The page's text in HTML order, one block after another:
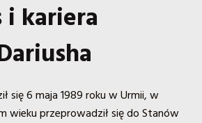
i kariera
się 6 maja 1989 roku w Urmii, w
wieku przeprowadził się do Stanów